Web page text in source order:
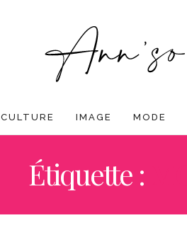
CULTURE IMAGE MODE
Étiquette :